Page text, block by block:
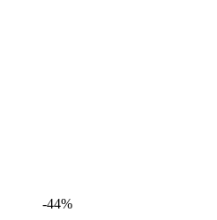
-44%